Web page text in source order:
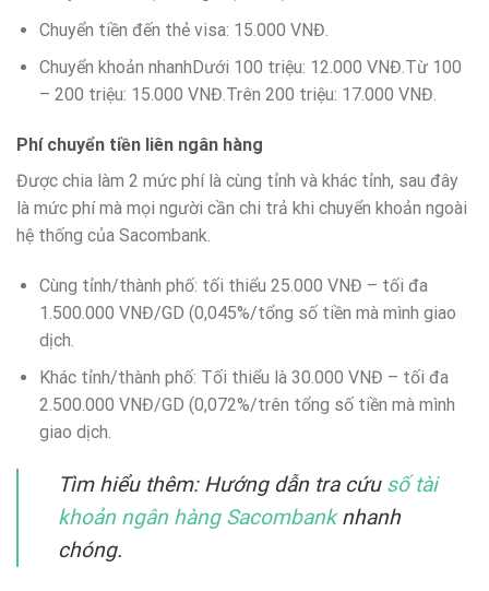
Chuyển tiền đến thẻ visa: 15.000 VNĐ.
Chuyển khoản nhanhDưới 100 triệu: 12.000 VNĐ.Từ 100
– 200 triệu: 15.000 VNĐ.Trên 200 triệu: 17.000 VNĐ.
Phí chuyển tiền liên ngân hàng
Được chia làm 2 mức phí là cùng tỉnh và khác tỉnh, sau đây
là mức phí mà mọi người cần chi trả khi chuyển khoản ngoài
hệ thống của Sacombank.
Cùng tỉnh/thành phố: tối thiểu 25.000 VNĐ – tối đa
1.500.000 VNĐ/GD (0,045%/tổng số tiền mà mình giao
dịch.
Khác tỉnh/thành phố: Tối thiểu là 30.000 VNĐ – tối đa
2.500.000 VNĐ/GD (0,072%/trên tổng số tiền mà mình
giao dịch.
Tìm hiểu thêm: Hướng dẫn tra cứu số tài
khoản ngân hàng Sacombanknhanh
chóng.